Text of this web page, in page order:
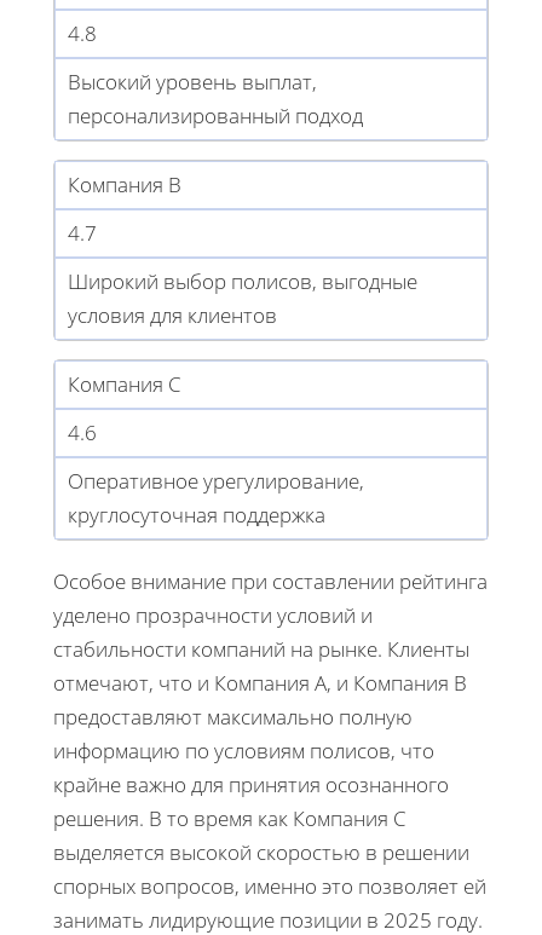
4.8
Высокий уровень выплат,
персонализированный подход
Компания B
4.7
Широкий выбор полисов, выгодные
условия для клиентов
Компания C
4.6
Оперативное урегулирование,
круглосуточная поддержка
Особое внимание при составлении рейтинга
уделено прозрачности условий и
стабильности компаний на рынке. Клиенты
отмечают, что и Компания А, и Компания B
предоставляют максимально полную
информацию по условиям полисов, что
крайне важно для принятия осознанного
решения. В то время как Компания C
выделяется высокой скоростью в решении
спорных вопросов, именно это позволяет ей
занимать лидирующие позиции в 2025 году.